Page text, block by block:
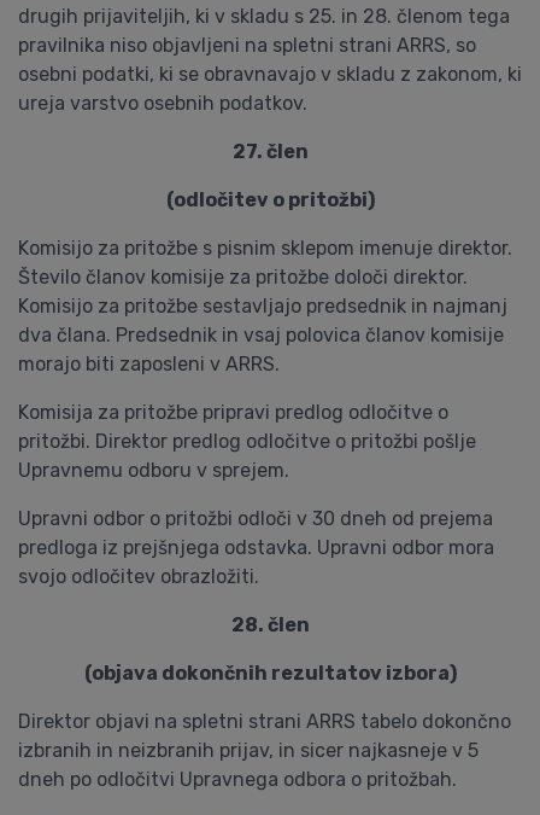
drugih prijaviteljih, ki v skladu s 25. in 28. členom tega
pravilnika niso objavljeni na spletni strani ARRS, so
osebni podatki, ki se obravnavajo v skladu z zakonom, ki
ureja varstvo osebnih podatkov.
27. člen
(odločitev o pritožbi)
Komisijo za pritožbe s pisnim sklepom imenuje direktor.
Število članov komisije za pritožbe določi direktor.
Komisijo za pritožbe sestavljajo predsednik in najmanj
dva člana. Predsednik in vsaj polovica članov komisije
morajo biti zaposleni v ARRS.
Komisija za pritožbe pripravi predlog odločitve o
pritožbi. Direktor predlog odločitve o pritožbi pošlje
Upravnemu odboru v sprejem.
Upravni odbor o pritožbi odloči v 30 dneh od prejema
predloga iz prejšnjega odstavka. Upravni odbor mora
svojo odločitev obrazložiti.
28. člen
(objava dokončnih rezultatov izbora)
Direktor objavi na spletni strani ARRS tabelo dokončno
izbranih in neizbranih prijav, in sicer najkasneje v 5
dneh po odločitvi Upravnega odbora o pritožbah.